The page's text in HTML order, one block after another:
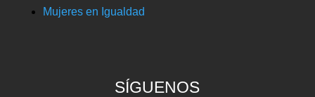
Mujeres en Igualdad
SÍGUENOS